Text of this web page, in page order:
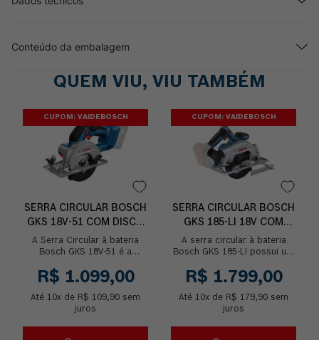
Conteúdo da embalagem
QUEM VIU, VIU TAMBÉM
CUPOM: VAIDEBOSCH
SERRA CIRCULAR BOSCH
GKS 18V-51 COM DISCO
30D SEM BATERIA
A Serra Circular à bateria
Bosch GKS 18V-51 é a
busca potência, versatilidade
e robustez em u...
R$ 1.099,00
Até 10x de R$ 109,90 sem
juros
CUPOM: VAIDEBOSCH
SERRA CIRCULAR BOSCH
GKS 185-LI 18V COM
DISCO SEM BATERIA
A serra circular à bateria
Bosch GKS 185-LI possui um
devido ao motor Brushless,
sem escovas d...
R$ 1.799,00
Até 10x de R$ 179,90 sem
juros